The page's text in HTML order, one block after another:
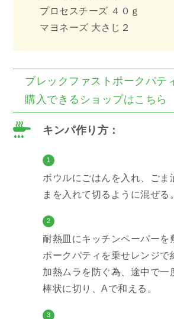
プロセスチーズ ４０ｇ
マヨネーズ 大さじ２
ブレックファストポークパテ
購入できるショップはこちら
キンパ作り方：
1
ボウルにごはんを入れ、ごま
まを入れて切るように混ぜる。
2
耐熱皿にキッチンペーパーを
ポークパティを乗せレンジで
加熱ムラを防ぐ為、途中で一
棒状に切り、Aで和える。
3